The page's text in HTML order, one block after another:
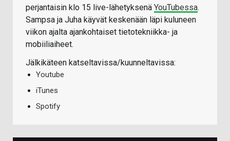
perjantaisin klo 15 live-lähetyksenä YouTubessa.
Sampsa ja Juha käyvät keskenään läpi kuluneen
viikon ajalta ajankohtaiset tietotekniikka- ja
mobiiliaiheet.
Jälkikäteen katseltavissa/kuunneltavissa:
Youtube
iTunes
Spotify